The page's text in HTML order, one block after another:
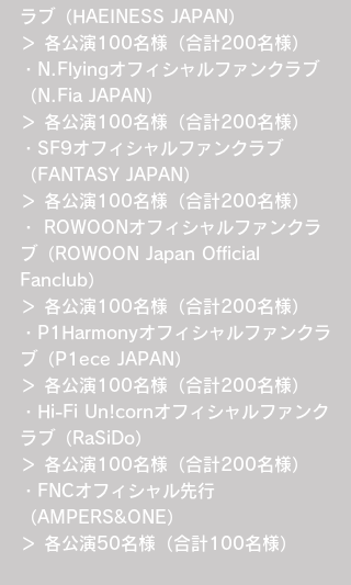
ラブ（HAEINESS JAPAN）
＞ 各公演100名様（合計200名様）
・N.Flyingオフィシャルファンクラブ
（N.Fia JAPAN）
＞ 各公演100名様（合計200名様）
・SF9オフィシャルファンクラブ
（FANTASY JAPAN）
＞ 各公演100名様（合計200名様）
・ ROWOONオフィシャルファンクラ
ブ（ROWOON Japan Official
Fanclub）
＞ 各公演100名様（合計200名様）
・P1Harmonyオフィシャルファンクラ
ブ（P1ece JAPAN）
＞ 各公演100名様（合計200名様）
・Hi-Fi Un!cornオフィシャルファンク
ラブ（RaSiDo）
＞ 各公演100名様（合計200名様）
・FNCオフィシャル先行
（AMPERS&ONE）
＞ 各公演50名様（合計100名様）